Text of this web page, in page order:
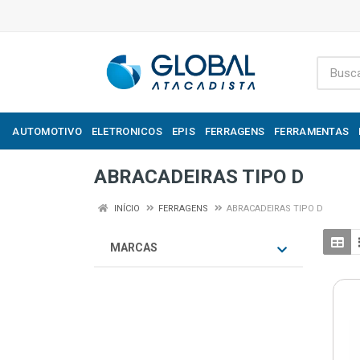
AUTOMOTIVO ELETRONICOS EPIS FERRAGENS FERRAMENTAS
ABRACADEIRAS TIPO D
INÍCIO FERRAGENS ABRACADEIRAS TIPO D
MARCAS